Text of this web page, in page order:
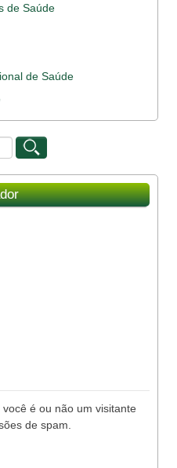
de Saúde
de Saúde
é ou não um visitante
de spam.